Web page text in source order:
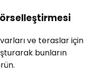
ve teraslar için
bunların